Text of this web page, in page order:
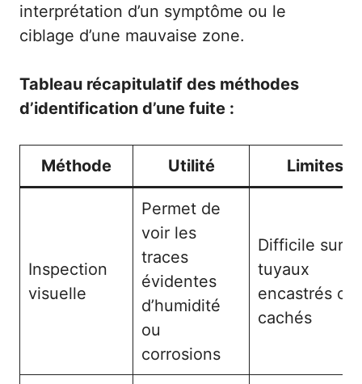
interprétation d’un symptôme ou le
ciblage d’une mauvaise zone.
Tableau récapitulatif des méthodes
d’identification d’une fuite :
Méthode Utilité Limites
Inspection
visuelle
Permet de
voir les
traces
évidentes
d’humidité
ou
corrosions
Difficile sur
tuyaux
encastrés ou
cachés